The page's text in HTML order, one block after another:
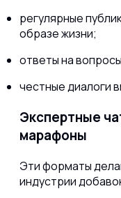
регулярные
образе жизни;
ответы на
честные диалоги
Экспертные
марафоны
Эти форматы
индустрии